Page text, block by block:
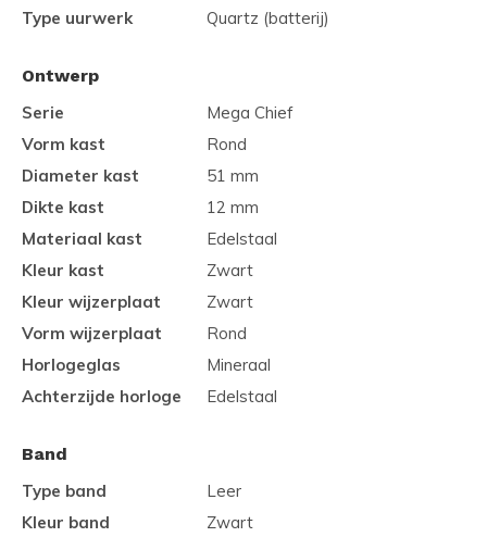
Type uurwerk
Quartz (batterij)
Ontwerp
Serie
Mega Chief
Vorm kast
Rond
Diameter kast
51 mm
Dikte kast
12 mm
Materiaal kast
Edelstaal
Kleur kast
Zwart
Kleur wijzerplaat
Zwart
Vorm wijzerplaat
Rond
Horlogeglas
Mineraal
Achterzijde horloge
Edelstaal
Band
Type band
Leer
Kleur band
Zwart